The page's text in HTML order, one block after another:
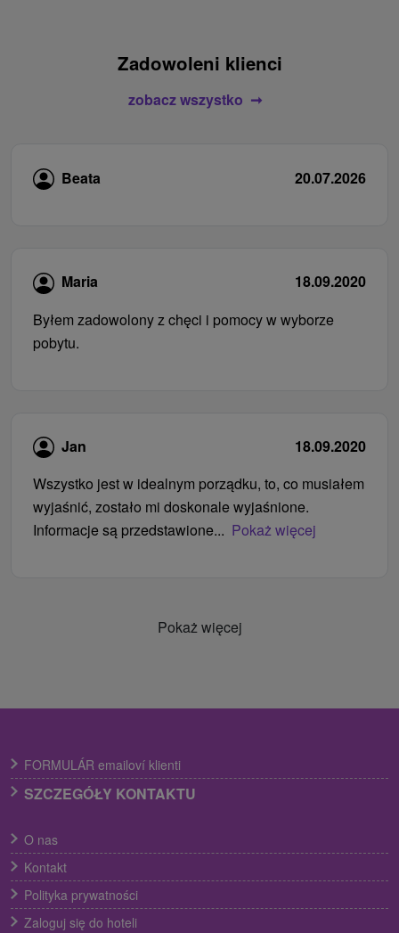
Zadowoleni klienci
zobacz wszystko
Beata 20.07.2026
Maria
18.09.2020
Byłem zadowolony z chęci i pomocy w wyborze
pobytu.
Jan
18.09.2020
Wszystko jest w idealnym porządku, to, co musiałem
wyjaśnić, zostało mi doskonale wyjaśnione.
Informacje są przedstawione... Pokaż więcej
Pokaż więcej
FORMULÁR emailoví klienti
SZCZEGÓŁY KONTAKTU
O nas
Kontakt
Polityka prywatności
Zaloguj się do hoteli